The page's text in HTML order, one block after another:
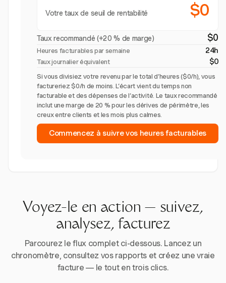
Votre taux de seuil de rentabilité $0
Taux recommandé (+20 % de marge) $0
Heures facturables par semaine 24h
Taux journalier équivalent $0
Si vous divisiez votre revenu par le total d’heures ($0/h), vous
factureriez $0/h de moins. L’écart vient du temps non
facturable et des dépenses de l’activité. Le taux recommandé
inclut une marge de 20 % pour les dérives de périmètre, les
creux entre clients et les mois plus calmes.
Commencez à suivre vos heures facturables
Voyez-le en action — suivez,
analysez, facturez
Parcourez le flux complet ci-dessous. Lancez un
chronomètre, consultez vos rapports et créez une vraie
facture — le tout en trois clics.